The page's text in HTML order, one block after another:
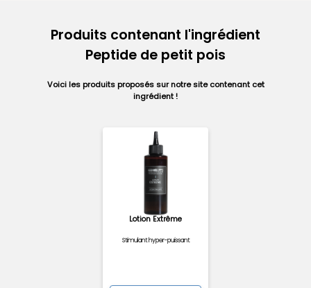
Produits contenant l'ingrédient
Peptide de petit pois
Voici les produits proposés sur notre site contenant cet
ingrédient !
Lotion Extrême
Stimulant hyper-puissant